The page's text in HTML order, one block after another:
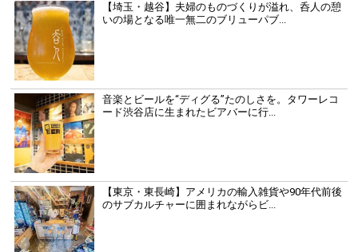
【埼玉・越谷】夫婦のものづくりが溢れ、呑人の憩
いの場となる唯一無二のブリューパブ...
音楽とビールを“ディグる”たのしさを。タワーレコ
ード渋谷店に生まれたビアバーに行...
【東京・東長崎】アメリカの輸入雑貨や90年代前後
のサブカルチャーに囲まれながらビ...